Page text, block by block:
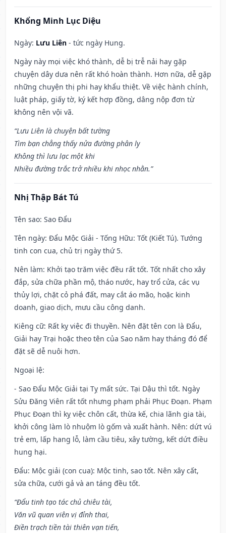
Khổng Minh Lục Diệu
Ngày: Lưu Liên - tức ngày Hung.
Ngày này mọi việc khó thành, dễ bị trễ nải hay gặp
chuyện dây dưa nên rất khó hoàn thành. Hơn nữa, dễ gặp
những chuyện thị phi hay khẩu thiệt. Về việc hành chính,
luật pháp, giấy tờ, ký kết hợp đồng, dâng nộp đơn từ
không nên vội vã.
“Lưu Liên là chuyện bất tường
Tìm bạn chẳng thấy nửa đường phân ly
Không thì lưu lạc một khi
Nhiều đường trắc trở nhiều khi nhọc nhằn.”
Nhị Thập Bát Tú
Tên sao: Sao Đẩu
Tên ngày: Đẩu Mộc Giải - Tống Hữu: Tốt (Kiết Tú). Tướng
tinh con cua, chủ trị ngày thứ 5.
Nên làm: Khởi tạo trăm việc đều rất tốt. Tốt nhất cho xây
đắp, sửa chữa phần mộ, tháo nước, hay trổ cửa, các vụ
thủy lợi, chặt cỏ phá đất, may cắt áo mão, hoặc kinh
doanh, giao dịch, mưu cầu công danh.
Kiêng cữ: Rất kỵ việc đi thuyền. Nên đặt tên con là Đẩu,
Giải hay Trại hoặc theo tên của Sao năm hay tháng đó để
đặt sẽ dễ nuôi hơn.
Ngoại lệ:
- Sao Đẩu Mộc Giải tại Tỵ mất sức. Tại Dậu thì tốt. Ngày
Sửu Đăng Viên rất tốt nhưng phạm phải Phục Đoạn. Phạm
Phục Đoạn thì kỵ việc chôn cất, thừa kế, chia lãnh gia tài,
khởi công làm lò nhuộm lò gốm và xuất hành. Nên: dứt vú
trẻ em, lấp hang lỗ, làm cầu tiêu, xây tường, kết dứt điều
hung hại.
Đẩu: Mộc giải (con cua): Mộc tinh, sao tốt. Nên xây cất,
sửa chữa, cưới gả và an táng đều tốt.
“Đẩu tinh tạo tác chủ chiêu tài,
Văn vũ quan viên vị đỉnh thai,
Điền trạch tiền tài thiên vạn tiến,